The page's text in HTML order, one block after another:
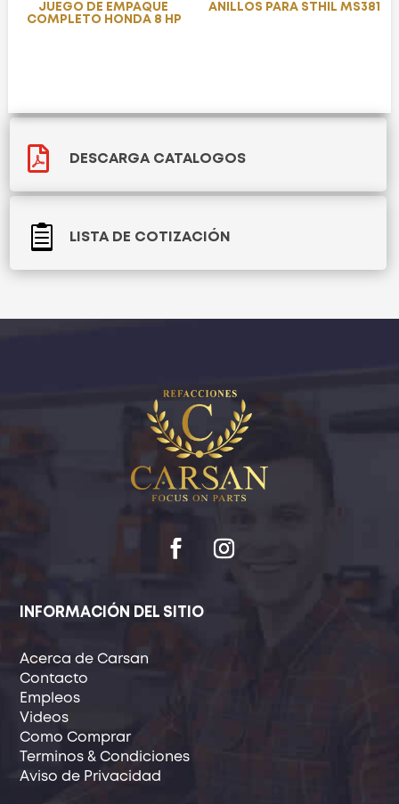
JUEGO DE EMPAQUE
COMPLETO HONDA 8 HP
ANILLOS PARA STHIL MS381
 DESCARGA CATALOGOS
 LISTA DE COTIZACIÓN
INFORMACIÓN DEL SITIO
Acerca de Carsan
Contacto
Empleos
Videos
Como Comprar
Terminos & Condiciones
Aviso de Privacidad